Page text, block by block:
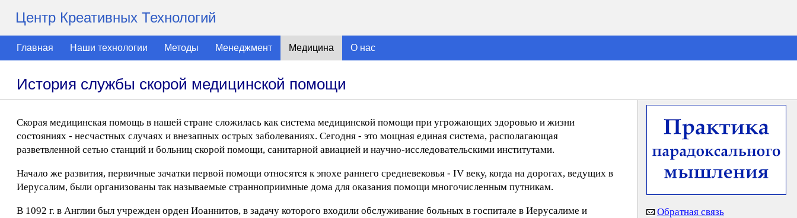
Центр Креативных Технологий
Главная Наши технологии Методы Менеджмент Медицина О нас
История службы скорой медицинской помощи
Скорая медицинская помощь в нашей стране сложилась как система медицинской помощи при угрожающих здоровью и жизни
состояниях - несчастных случаях и внезапных острых заболеваниях. Сегодня - это мощная единая система, располагающая
разветвленной сетью станций и больниц скорой помощи, санитарной авиацией и научно-исследовательскими институтами.
Начало же развития, первичные зачатки первой помощи относятся к эпохе раннего средневековья - IV веку, когда на дорогах, ведущих в
Иерусалим, были организованы так называемые странноприимные дома для оказания помощи многочисленным путникам.
В 1092 г. в Англии был учрежден орден Иоаннитов, в задачу которого входили обслуживание больных в госпитале в Иерусалиме и
Обратная связь